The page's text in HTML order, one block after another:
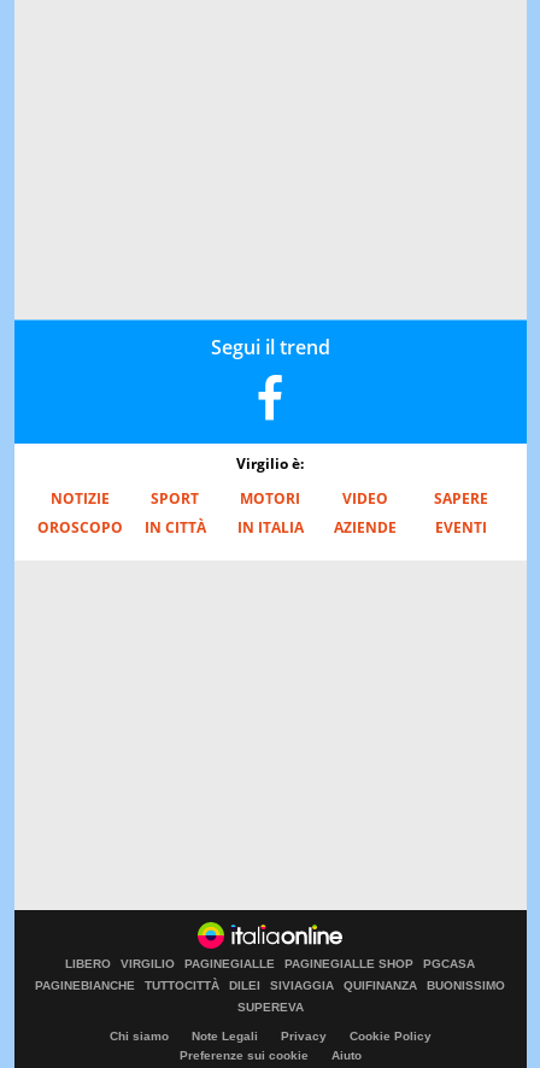
Segui il trend
Virgilio è:
NOTIZIE
SPORT MOTORI VIDEO
SAPERE
OROSCOPO
IN CITTÀ IN ITALIA AZIENDE EVENTI
LIBERO VIRGILIO PAGINEGIALLE PAGINEGIALLE SHOP
PGCASA
PAGINEBIANCHE
TUTTOCITTÀ DILEI SIVIAGGIA QUIFINANZA
BUONISSIMO
SUPEREVA
Chi siamo Note Legali Privacy
Cookie Policy
Preferenze sui cookie
Aiuto